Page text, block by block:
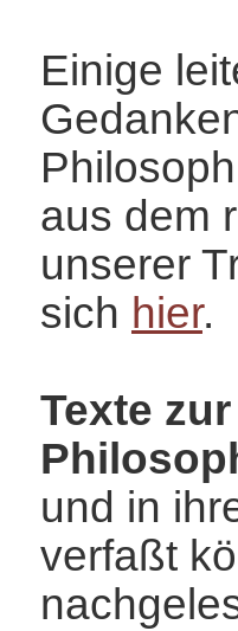
Einige
aus dem
unserer
sich hier.
Texte zur
und in
verfaßt